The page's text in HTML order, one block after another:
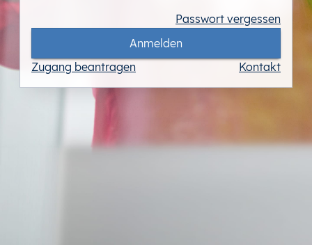
Passwort vergessen
Anmelden
Zugang beantragen
Kontakt